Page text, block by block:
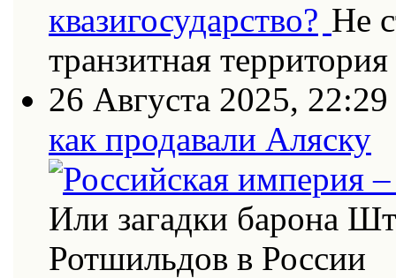
Не
транзитная территория
26 Августа 2025, 22:29
как продавали Аляску
Или загадки барона
Ротшильдов в России